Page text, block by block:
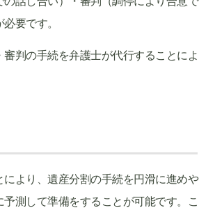
要です。
判の手続を弁護士が代行することによ
より、遺産分割の手続を円滑に進めや
測して準備をすることが可能です。こ